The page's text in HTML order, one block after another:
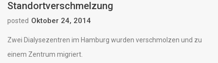
Standortverschmelzung
posted Oktober 24, 2014
Zwei Dialysezentren im Hamburg wurden verschmolzen und zu
einem Zentrum migriert.